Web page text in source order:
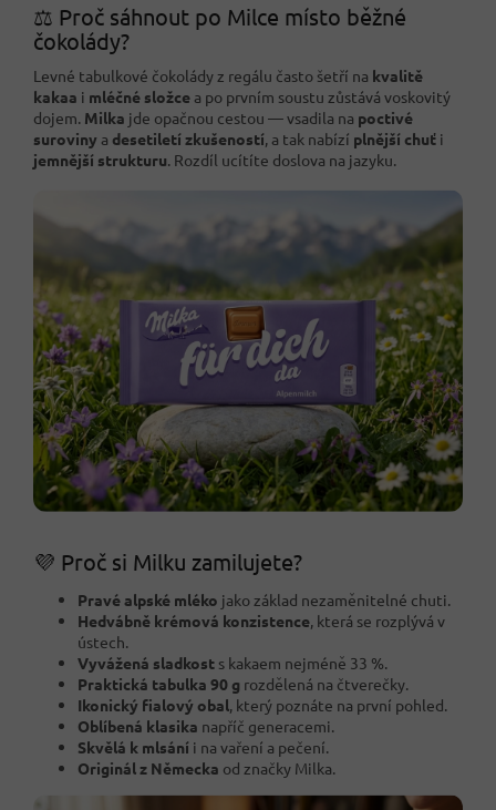
⚖️ Proč sáhnout po Milce místo běžné
čokolády?
Levné tabulkové čokolády z regálu často šetří na kvalitě
kakaa i mléčné složce a po prvním soustu zůstává voskovitý
dojem. Milka jde opačnou cestou — vsadila na poctivé
suroviny a desetiletí zkušeností, a tak nabízí plnější chuť i
jemnější strukturu. Rozdíl ucítíte doslova na jazyku.
💜 Proč si Milku zamilujete?
Pravé alpské mléko jako základ nezaměnitelné chuti.
Hedvábně krémová konzistence, která se rozplývá v
ústech.
Vyvážená sladkost s kakaem nejméně 33 %.
Praktická tabulka 90 g rozdělená na čtverečky.
Ikonický fialový obal, který poznáte na první pohled.
Oblíbená klasika napříč generacemi.
Skvělá k mlsání i na vaření a pečení.
Originál z Německa od značky Milka.